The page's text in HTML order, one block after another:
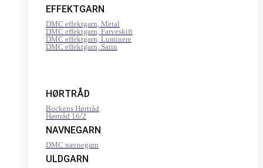
EFFEKTGARN
DMC effektgarn, Metal
DMC effektgarn, Farveskift
DMC effektgarn, Luminere
DMC effektgarn, Satin
HØRTRÅD
Bockens Hørtråd
Hørtråd 16/2
NAVNEGARN
DMC navnegarn
ULDGARN